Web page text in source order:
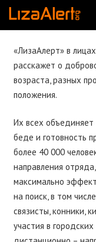
«ЛизаАлерт» в
расскажет о
возраста, разных
положения.
Их всех
беде и готовность
более 40 000
направления
максимально
на поиск, в том
связисты, конники,
участия в